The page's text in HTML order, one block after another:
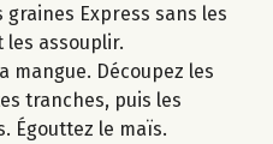
Express sans les
les assouplir.
mangue. Découpez les
tranches, puis les
Égouttez le maïs.